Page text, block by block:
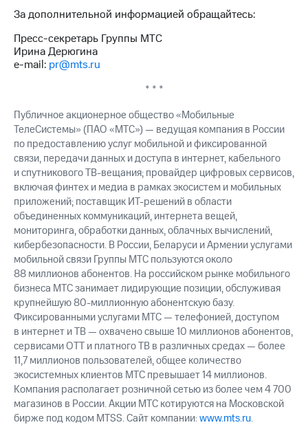
о
погашении
именных
облигаций
Другое
Реквизиты
Контакты
развитие
деловая этика
На главную
За дополнительной информацией обращайтесь:
Пресс-секретарь Группы МТС
Ирина Дерюгина
e-mail: pr@mts.ru
* * *
Публичное акционерное общество «Мобильные
ТелеСистемы» (ПАО «МТС») — ведущая компания в России
по предоставлению услуг мобильной и фиксированной
связи, передачи данных и доступа в интернет, кабельного
и спутникового ТВ-вещания; провайдер цифровых сервисов,
включая финтех и медиа в рамках экосистем и мобильных
приложений; поставщик ИТ-решений в области
объединенных коммуникаций, интернета вещей,
мониторинга, обработки данных, облачных вычислений,
кибербезопасности. В России, Беларуси и Армении услугами
мобильной связи Группы МТС пользуются около
88 миллионов абонентов. На российском рынке мобильного
бизнеса МТС занимает лидирующие позиции, обслуживая
крупнейшую 80-миллионную абонентскую базу.
Фиксированными услугами МТС — телефонией, доступом
в интернет и ТВ — охвачено свыше 10 миллионов абонентов,
сервисами OTT и платного ТВ в различных средах — более
11,7 миллионов пользователей, общее количество
экосистемных клиентов МТС превышает 14 миллионов.
Компания располагает розничной сетью из более чем 4 700
магазинов в России. Акции МТС котируются на Московской
бирже под кодом MTSS. Сайт компании:www.mts.ru.